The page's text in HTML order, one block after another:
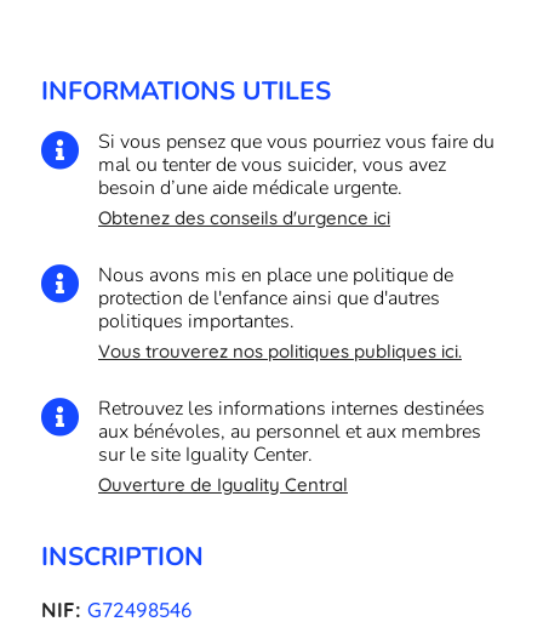
INFORMATIONS UTILES

Si vous pensez que vous pourriez vous faire du
mal ou tenter de vous suicider, vous avez
besoin d’une aide médicale urgente.
Obtenez des conseils d'urgence ici

Nous avons mis en place une politique de
protection de l'enfance ainsi que d'autres
politiques importantes.
Vous trouverez nos politiques publiques ici.

Retrouvez les informations internes destinées
aux bénévoles, au personnel et aux membres
sur le site Iguality Center.
Ouverture de Iguality Central
INSCRIPTION
NIF: G72498546